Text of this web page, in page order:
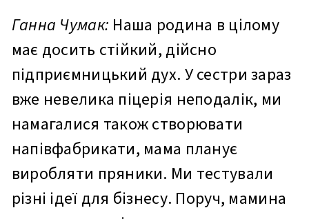
Ганна Чумак: Наша родина в цілому
має досить стійкий, дійсно
підприємницький дух. У сестри зараз
вже невелика піцерія неподалік, ми
намагалися також створювати
напівфабрикати, мама планує
виробляти пряники. Ми тестували
різні ідеї для бізнесу. Поруч, мамина